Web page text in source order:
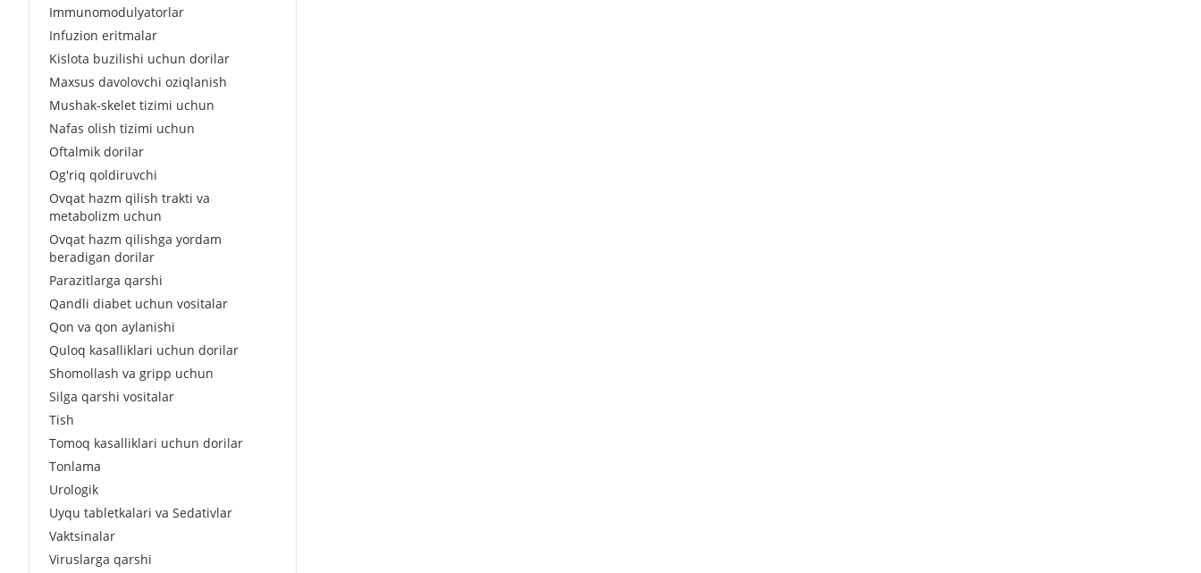
Immunomodulyatorlar
Infuzion eritmalar
Kislota buzilishi uchun dorilar
Maxsus davolovchi oziqlanish
Mushak-skelet tizimi uchun
Nafas olish tizimi uchun
Oftalmik dorilar
Og'riq qoldiruvchi
Ovqat hazm qilish trakti va
metabolizm uchun
Ovqat hazm qilishga yordam
beradigan dorilar
Parazitlarga qarshi
Qandli diabet uchun vositalar
Qon va qon aylanishi
Quloq kasalliklari uchun dorilar
Shomollash va gripp uchun
Silga qarshi vositalar
Tish
Tomoq kasalliklari uchun dorilar
Tonlama
Urologik
Uyqu tabletkalari va Sedativlar
Vaktsinalar
Viruslarga qarshi